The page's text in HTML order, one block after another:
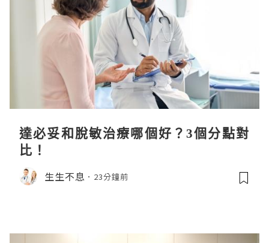
達必妥和脫敏治療哪個好？3個分點對
比！
生生不息 23分鐘前